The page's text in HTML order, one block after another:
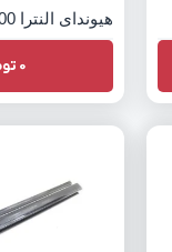
هیوندای النترا 825403X000
0